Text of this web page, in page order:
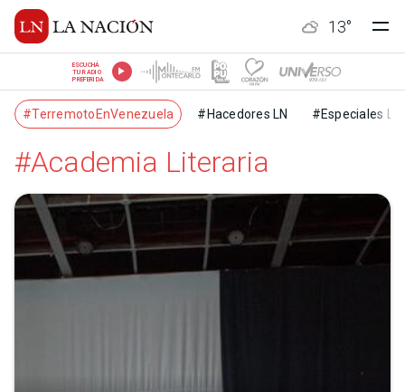
13°
ESCUCHÁ
TU RADIO
PREFERIDA
#TerremotoEnVenezuela #Hacedores LN #Especiales LN
#Academia Literaria